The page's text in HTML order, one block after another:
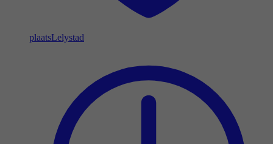
plaatsLelystad